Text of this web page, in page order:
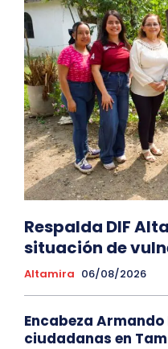
Respalda DIF
situación de
Altamira 06/08/2026
Encabeza
ciudadanas en